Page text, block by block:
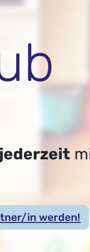
jederzeit
in werden!